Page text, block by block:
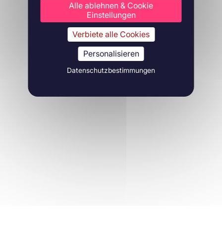
Alle ablehnen & Cookie
Einstellungen
Verbiete alle Cookies
Personalisieren
Datenschutzbestimmungen